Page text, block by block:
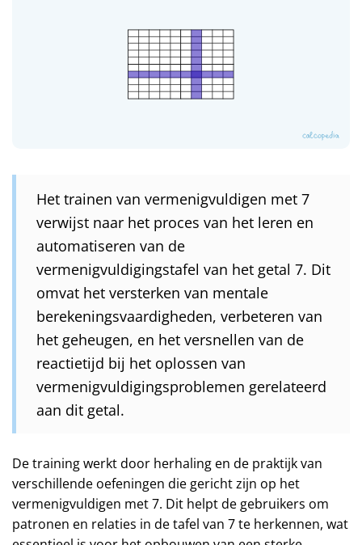
Het trainen van vermenigvuldigen met 7
verwijst naar het proces van het leren en
automatiseren van de
vermenigvuldigingstafel van het getal 7. Dit
omvat het versterken van mentale
berekeningsvaardigheden, verbeteren van
het geheugen, en het versnellen van de
reactietijd bij het oplossen van
vermenigvuldigingsproblemen gerelateerd
aan dit getal.
De training werkt door herhaling en de praktijk van
verschillende oefeningen die gericht zijn op het
vermenigvuldigen met 7. Dit helpt de gebruikers om
patronen en relaties in de tafel van 7 te herkennen, wat